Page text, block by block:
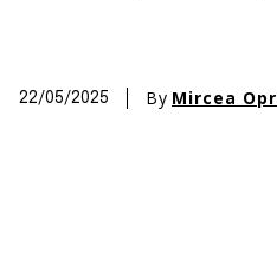
22/05/2025 By Mircea